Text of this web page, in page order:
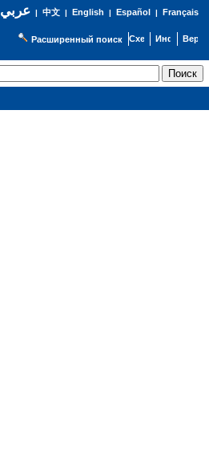
عربي| 中文| English | Español | Français
Расширенный поиск